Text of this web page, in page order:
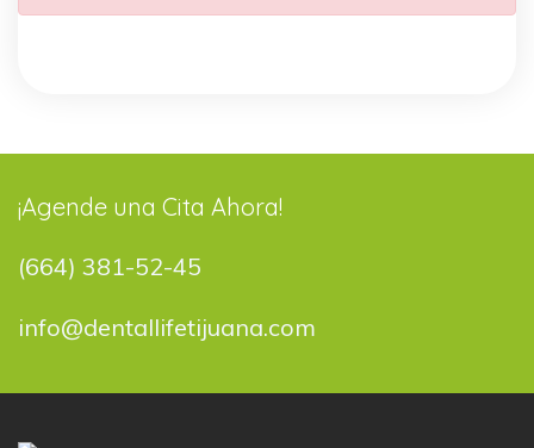
¡Agende una Cita Ahora!
(664) 381-52-45
info@dentallifetijuana.com